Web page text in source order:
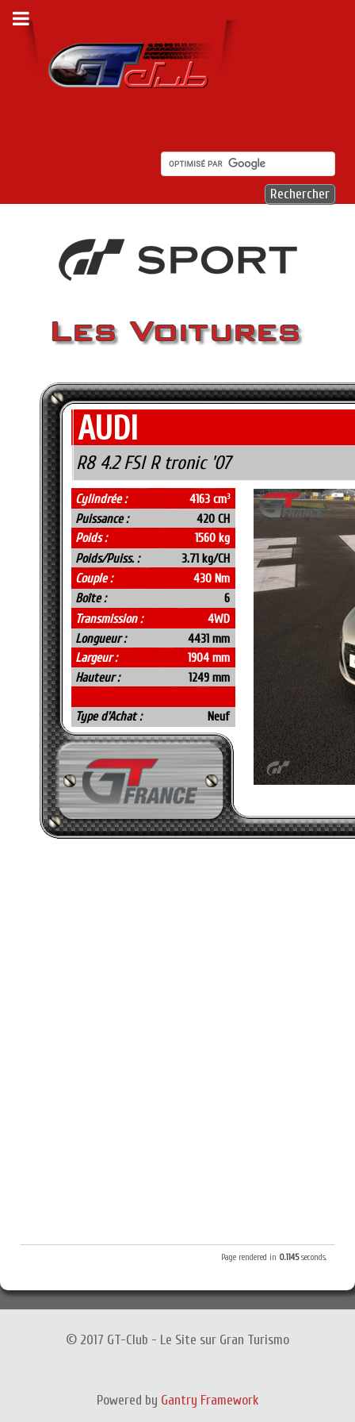
AUDI
R8 4.2 FSI R tronic '07
Cylindrée : 4163 cm3
Puissance :
420 CH
Poids :
1560 kg
Poids/Puiss. :
3.71 kg/CH
Couple :
430 Nm
Boîte :
6
Transmission :
4WD
Longueur :
4431 mm
Largeur :
1904 mm
Hauteur :
1249 mm
Type d'Achat : Neuf
Page rendered in 0.1145seconds.
© 2017 GT-Club - Le Site sur Gran Turismo
Powered by Gantry Framework